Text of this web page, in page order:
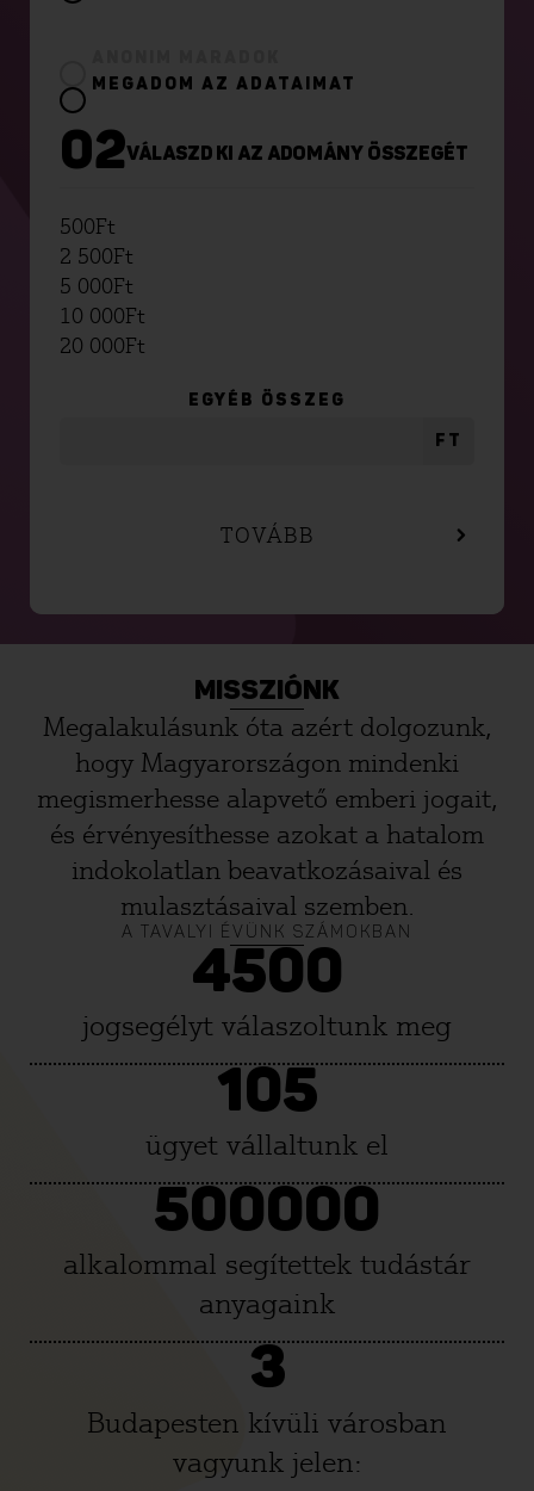
MEGADOM AZ ADATAIMAT
02VÁLASZD KI AZ ADOMÁNY ÖSSZEGÉT
500Ft
2 500Ft
5 000Ft
10 000Ft
20 000Ft
EGYÉB ÖSSZEG
FT
TOVÁBB
A TAVALYI ÉVÜNK SZÁMOKBAN
4500
jogsegélyt válaszoltunk meg
105
ügyet vállaltunk el
500000
alkalommal segítettek tudástár
anyagaink
3
Budapesten kívüli városban
vagyunk jelen:
MISSZIÓNK
Megalakulásunk óta azért dolgozunk,
hogy Magyarországon mindenki
megismerhesse alapvető emberi jogait,
és érvényesíthesse azokat a hatalom
indokolatlan beavatkozásaival és
mulasztásaival szemben.